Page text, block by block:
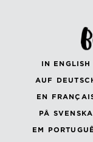
IN ENGLISH
AUF
EN
PÅ SVENSKA
EM